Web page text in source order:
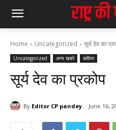
Home Uncategorized सूर्य देव का
Uncategorized अन्य खबरे कविता
सूर्य देव का प्रकोप
By Editor CP pandey June 16,